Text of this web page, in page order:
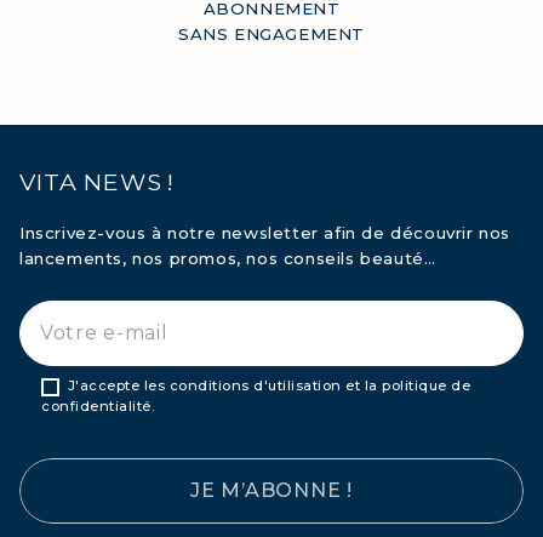
ABONNEMENT
SANS ENGAGEMENT
VITA NEWS !
Inscrivez-vous à notre newsletter afin de découvrir nos
lancements, nos promos, nos conseils beauté…
J'accepte les conditions d'utilisation et la politique de
confidentialité.
JE M’ABONNE !